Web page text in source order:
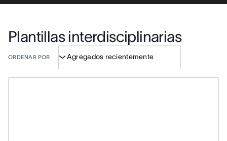
Plantillas interdisciplinarias
ORDENAR POR